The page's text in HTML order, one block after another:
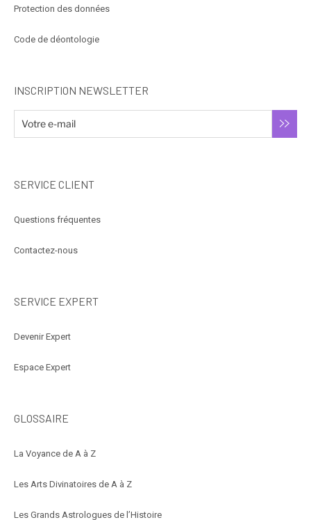
Protection des données
Code de déontologie
INSCRIPTION NEWSLETTER
SERVICE CLIENT
Questions fréquentes
Contactez-nous
SERVICE EXPERT
Devenir Expert
Espace Expert
GLOSSAIRE
La Voyance de A à Z
Les Arts Divinatoires de A à Z
Les Grands Astrologues de l’Histoire